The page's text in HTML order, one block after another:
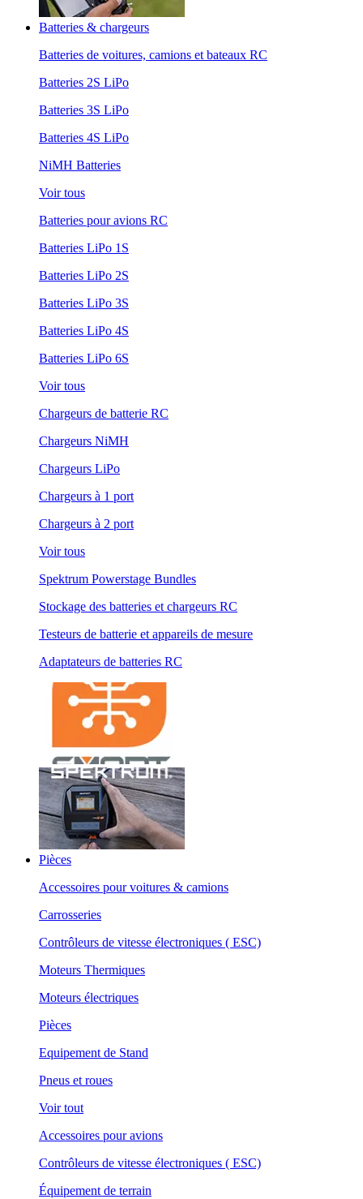
Batteries & chargeurs
Batteries de voitures, camions et bateaux RC
Batteries 2S LiPo
Batteries 3S LiPo
Batteries 4S LiPo
NiMH Batteries
Voir tous
Batteries pour avions RC
Batteries LiPo 1S
Batteries LiPo 2S
Batteries LiPo 3S
Batteries LiPo 4S
Batteries LiPo 6S
Voir tous
Chargeurs de batterie RC
Chargeurs NiMH
Chargeurs LiPo
Chargeurs à 1 port
Chargeurs à 2 port
Voir tous
Spektrum Powerstage Bundles
Stockage des batteries et chargeurs RC
Testeurs de batterie et appareils de mesure
Adaptateurs de batteries RC
Pièces
Accessoires pour voitures & camions
Carrosseries
Contrôleurs de vitesse électroniques ( ESC)
Moteurs Thermiques
Moteurs électriques
Pièces
Equipement de Stand
Pneus et roues
Voir tout
Accessoires pour avions
Contrôleurs de vitesse électroniques ( ESC)
Équipement de terrain